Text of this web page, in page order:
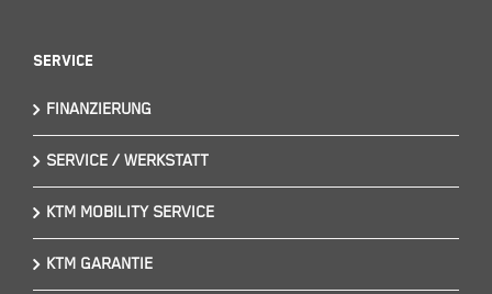
Service
FINANZIERUNG
SERVICE / WERKSTATT
KTM MOBILITY SERVICE
KTM GARANTIE